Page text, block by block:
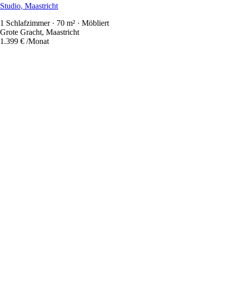
Studio, Maastricht
1 Schlafzimmer · 70 m² · Möbliert
Grote Gracht, Maastricht
1.399 € /Monat